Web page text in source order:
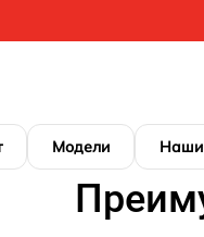
Модели Наши